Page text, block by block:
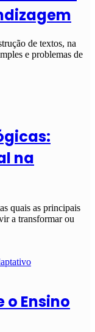
de textos, na
e problemas de
na
quais as principais
a transformar ou
o Ensino